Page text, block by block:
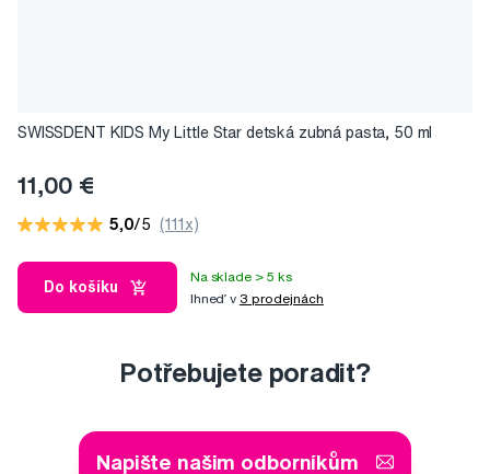
SWISSDENT KIDS My Little Star detská zubná pasta, 50 ml
11,00 €
5,0/5 (111x)
Do košíku
Na sklade > 5 ks
Ihneď v 3 prodejnách
Potřebujete poradit?
Napište našim odborníkům